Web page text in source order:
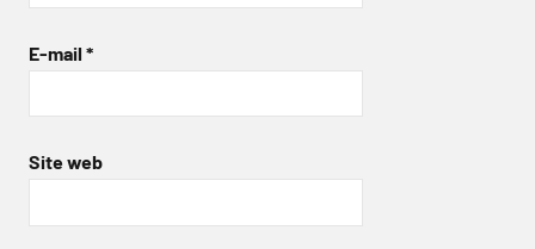
E-mail *
Site web